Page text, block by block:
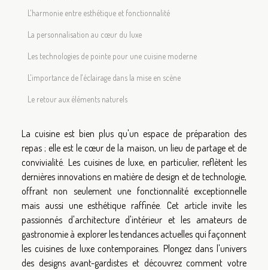
L'harmonie entre esthétique et fonctionnalité
La personnalisation au cœur du luxe
Les technologies de pointe pour une cuisine moderne
L'importance de l'éclairage dans la mise en scène
Le retour aux éléments naturels
La cuisine est bien plus qu'un espace de préparation des
repas ; elle est le cœur de la maison, un lieu de partage et de
convivialité. Les cuisines de luxe, en particulier, reflètent les
dernières innovations en matière de design et de technologie,
offrant non seulement une fonctionnalité exceptionnelle
mais aussi une esthétique raffinée. Cet article invite les
passionnés d'architecture d'intérieur et les amateurs de
gastronomie à explorer les tendances actuelles qui façonnent
les cuisines de luxe contemporaines. Plongez dans l'univers
des designs avant-gardistes et découvrez comment votre